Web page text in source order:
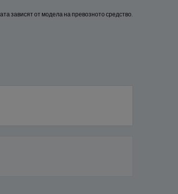
зависят от модела на превозното средство.